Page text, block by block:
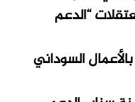
“الدعم
السوداني